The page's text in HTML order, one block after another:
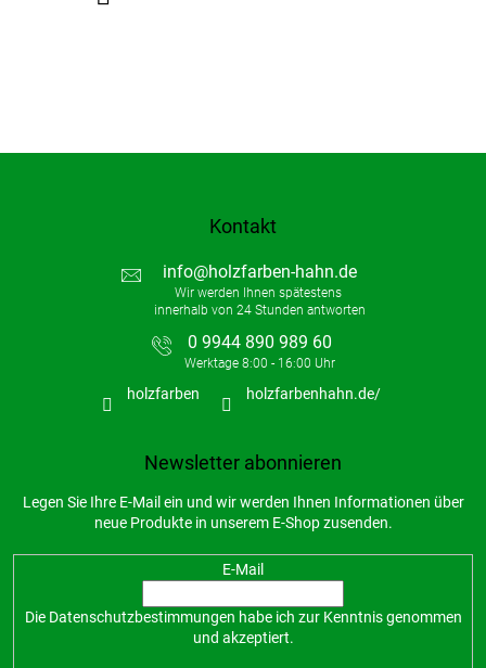
L
e
Kontakt
info@holzfarben-hahn.de
0 9944 890 989 60
holzfarben holzfarbenhahn.de/
Newsletter abonnieren
Legen Sie Ihre E-Mail ein und wir werden Ihnen Informationen über
neue Produkte in unserem E-Shop zusenden.
E-Mail
Die Datenschutzbestimmungen habe ich zur Kenntnis genommen
und akzeptiert.